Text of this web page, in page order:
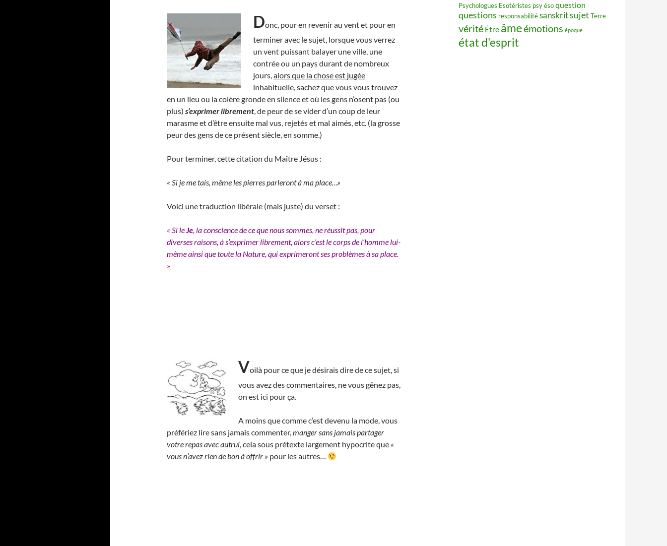
Donc, pour en revenir au vent et pour en
terminer avec le sujet, lorsque vous verrez
un vent puissant balayer une ville, une
contrée ou un pays durant de nombreux
jours,alors que la chose est jugée
inhabituelle, sachez que vous vous trouvez
en un lieu ou la colère gronde en silence et où les gens n’osent pas (ou
plus) s’exprimer librement, de peur de se vider d’un coup de leur
marasme et d’être ensuite mal vus, rejetés et mal aimés, etc. (la grosse
peur des gens de ce présent siècle, en somme.)
Pour terminer, cette citation du Maître Jésus :
« Si je me tais, même les pierres parleront à ma place…»
Voici une traduction libérale (mais juste) du verset :
« Si leJe, la conscience de ce que nous sommes, ne réussit pas, pour
diverses raisons, à s’exprimer librement, alors c’est le corps de l’homme lui-
même ainsi que toute la Nature, qui exprimeront ses problèmes à sa place.
»
Voilà pour ce que je désirais dire de ce sujet, si
vous avez des commentaires, ne vous gênez pas,
on est ici pour ça.
A moins que comme c’est devenu la mode, vous
préfériez lire sans jamais commenter,manger sans jamais partager
votre repas avec autrui, cela sous prétexte largement hypocrite que «
vous n’avez rien de bon à offrir » pour les autres…
Psychologues Esotéristes psy ésoquestion
questions responsabilitésanskritsujet Terre
vérité Être âmeémotions époque
état d'esprit